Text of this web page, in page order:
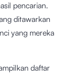
pencarian.
ditawarkan
yang mereka
daftar